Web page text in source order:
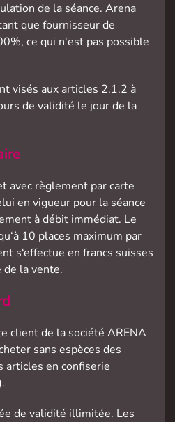
de la séance. Arena
que fournisseur de
ce qui n'est pas possible
visés aux articles 2.1.2 à
de validité le jour de la
avec règlement par carte
en vigueur pour la séance
à débit immédiat. Le
10 places maximum par
s‘effectue en francs suisses
de la vente.
client de la société ARENA
sans espèces des
articles en confiserie
de validité illimitée. Les